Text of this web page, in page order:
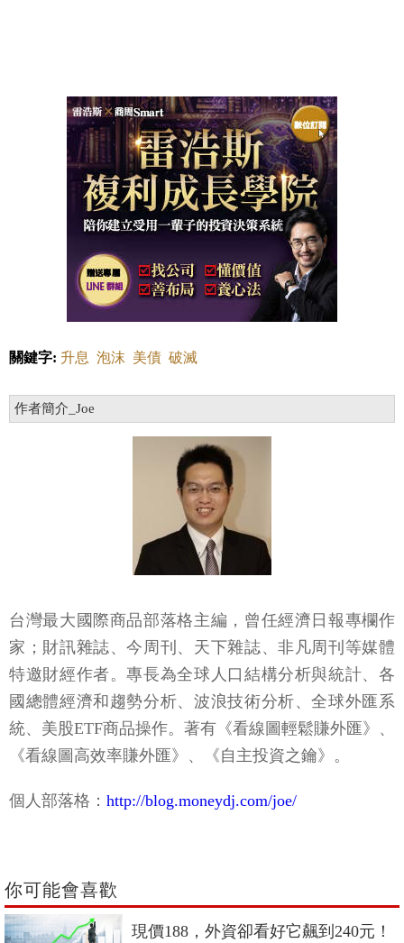
關鍵字: 升息 泡沫 美債 破滅
作者簡介_Joe
台灣最大國際商品部落格主編，曾任經濟日報專欄作
家；財訊雜誌、今周刊、天下雜誌、非凡周刊等媒體
特邀財經作者。專長為全球人口結構分析與統計、各
國總體經濟和趨勢分析、波浪技術分析、全球外匯系
統、美股ETF商品操作。著有《看線圖輕鬆賺外匯》、
《看線圖高效率賺外匯》、《自主投資之鑰》。
個人部落格： http://blog.moneydj.com/joe/
你可能會喜歡
現價188，外資卻看好它飆到240元！